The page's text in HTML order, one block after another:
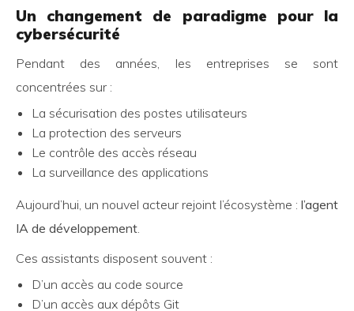
Un changement de paradigme pour la
cybersécurité
Pendant des années, les entreprises se sont
concentrées sur :
La sécurisation des postes utilisateurs
La protection des serveurs
Le contrôle des accès réseau
La surveillance des applications
Aujourd’hui, un nouvel acteur rejoint l’écosystème : l’agent
IA de développement.
Ces assistants disposent souvent :
D’un accès au code source
D’un accès aux dépôts Git